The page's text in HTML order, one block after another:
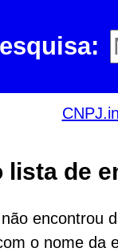
lista de
encontrou
o nome da